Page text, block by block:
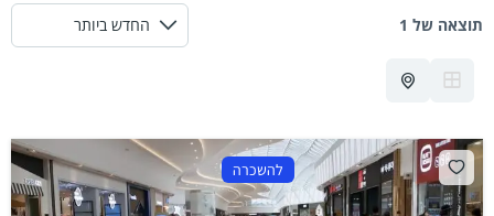
תוצאה של 1
להשכרה